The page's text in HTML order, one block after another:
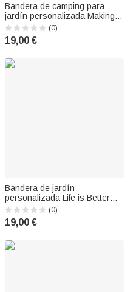
Bandera de camping para
jardín personalizada Making
Memories One Campsite at a
Time Regalo de aniversario
para pareja
(0)
19,00 €
Bandera de jardín
personalizada Life is Better
When You're Camping
Cumpleaños San Valentín
Regalo para pareja
(0)
19,00 €